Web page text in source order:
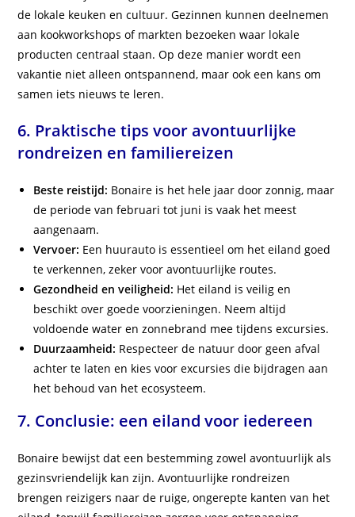
de lokale keuken en cultuur. Gezinnen kunnen deelnemen
aan kookworkshops of markten bezoeken waar lokale
producten centraal staan. Op deze manier wordt een
vakantie niet alleen ontspannend, maar ook een kans om
samen iets nieuws te leren.
6. Praktische tips voor avontuurlijke
rondreizen en familiereizen
Beste reistijd: Bonaire is het hele jaar door zonnig, maar
de periode van februari tot juni is vaak het meest
aangenaam.
Vervoer: Een huurauto is essentieel om het eiland goed
te verkennen, zeker voor avontuurlijke routes.
Gezondheid en veiligheid: Het eiland is veilig en
beschikt over goede voorzieningen. Neem altijd
voldoende water en zonnebrand mee tijdens excursies.
Duurzaamheid: Respecteer de natuur door geen afval
achter te laten en kies voor excursies die bijdragen aan
het behoud van het ecosysteem.
7. Conclusie: een eiland voor iedereen
Bonaire bewijst dat een bestemming zowel avontuurlijk als
gezinsvriendelijk kan zijn. Avontuurlijke rondreizen
brengen reizigers naar de ruige, ongerepte kanten van het